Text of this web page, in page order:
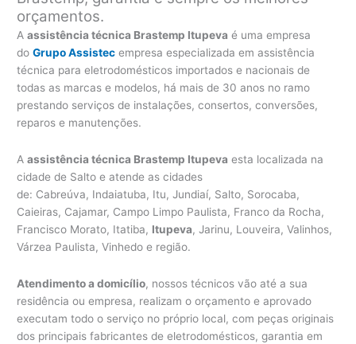
orçamentos.
Aassistência técnica Brastemp Itupeva é uma empresa
doGrupo Assistec empresa especializada em assistência
técnica para eletrodomésticos importados e nacionais de
todas as marcas e modelos, há mais de 30 anos no ramo
prestando serviços de instalações, consertos, conversões,
reparos e manutenções.
Aassistência técnica Brastemp Itupeva esta localizada na
cidade de Salto e atende as cidades
de: Cabreúva, Indaiatuba, Itu, Jundiaí, Salto, Sorocaba,
Caieiras, Cajamar, Campo Limpo Paulista, Franco da Rocha,
Francisco Morato, Itatiba, Itupeva, Jarinu, Louveira, Valinhos,
Várzea Paulista, Vinhedo e região.
Atendimento a domicílio, nossos técnicos vão até a sua
residência ou empresa, realizam o orçamento e aprovado
executam todo o serviço no próprio local, com peças originais
dos principais fabricantes de eletrodomésticos, garantia em